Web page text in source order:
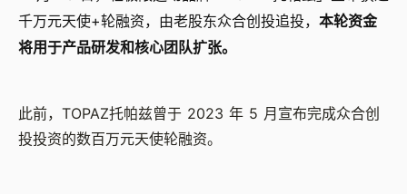
千万元天使+轮融资，由老股东众合创投追投， 本轮资金
将用于产品研发和核心团队扩张。
此前，TOPAZ托帕兹曾于 2023 年 5 月宣布完成众合创
投投资的数百万元天使轮融资。